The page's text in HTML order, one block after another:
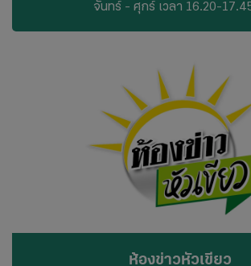
จันทร์ - ศุกร์ เวลา 16.20-
ห้องข่าวหัวเขียว